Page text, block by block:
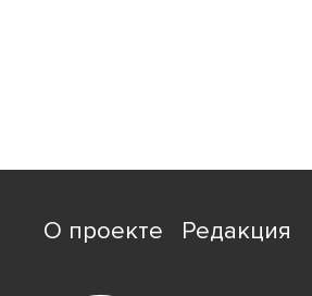
О проекте Редакция